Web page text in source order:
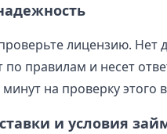
лицензию. Нет
по правилам и несет
на проверку этого
и условия